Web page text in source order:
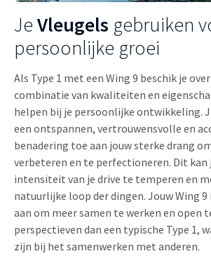
JeVleugels gebruiken
persoonlijke groei
Als Type 1 met een Wing 9 beschik je
combinatie van kwaliteiten en
helpen bij je persoonlijke ontwikkeling.
een ontspannen, vertrouwensvolle en
benadering toe aan jouw sterke drang
verbeteren en te perfectioneren. Dit kan
intensiteit van je drive te temperen en
natuurlijke loop der dingen. Jouw Wing
aan om meer samen te werken en open
perspectieven dan een typische Type 1,
zijn bij het samenwerken met anderen.